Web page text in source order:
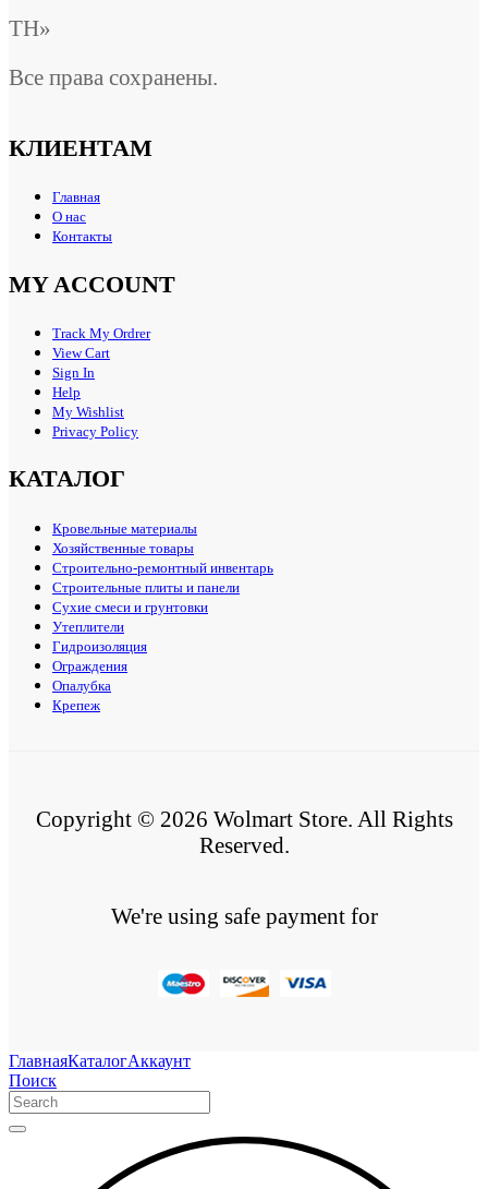
ТН»
Все права сохранены.
КЛИЕНТАМ
Главная
О нас
Контакты
MY ACCOUNT
Track My Ordrer
View Cart
Sign In
Help
My Wishlist
Privacy Policy
КАТАЛОГ
Кровельные материалы
Хозяйственные товары
Строительно-ремонтный инвентарь
Строительные плиты и панели
Сухие смеси и грунтовки
Утеплители
Гидроизоляция
Ограждения
Опалубка
Крепеж
Copyright © 2026 Wolmart Store. All Rights
Reserved.
We're using safe payment for
ГлавнаяКаталогАккаунт
Поиск